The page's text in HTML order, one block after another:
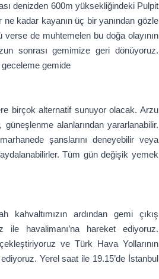
denizden 600m yüksekliğindeki Pulpit
kadar kayanın üç bir yanından gözle
de muhtemelen bu doğa olayının
sonrası gemimize geri dönüyoruz.
gemide
birçok alternatif sunuyor olacak. Arzu
alanlarından yararlanabilir.
şanslarını deneyebilir veya
Tüm gün değişik yemek
kahvaltımızın ardından gemi çıkış
ile havalimanı’na hareket ediyoruz.
ve Türk Hava Yollarının
Yerel saat ile 19.15’de İstanbul